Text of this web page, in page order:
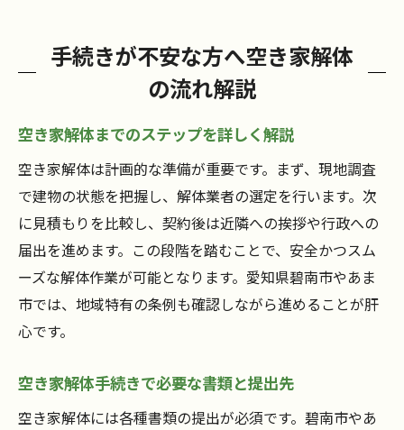
手続きが不安な方へ空き家解体
の流れ解説
空き家解体までのステップを詳しく解説
空き家解体は計画的な準備が重要です。まず、現地調査
で建物の状態を把握し、解体業者の選定を行います。次
に見積もりを比較し、契約後は近隣への挨拶や行政への
届出を進めます。この段階を踏むことで、安全かつスム
ーズな解体作業が可能となります。愛知県碧南市やあま
市では、地域特有の条例も確認しながら進めることが肝
心です。
空き家解体手続きで必要な書類と提出先
空き家解体には各種書類の提出が必須です。碧南市やあ